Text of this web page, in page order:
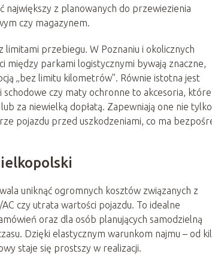
największy z planowanych do przewiezienia
czy magazynem.
przebiegu. W Poznaniu i okolicznych
między parkami logistycznymi bywają znaczne,
„bez limitu kilometrów”. Równie istotna jest
czy maty ochronne to akcesoria, które
za niewielką dopłatą. Zapewniają one nie tylko
pojazdu przed uszkodzeniami, co ma
uniknąć ogromnych kosztów związanych z
czy utrata wartości pojazdu. To idealne
oraz dla osób planujących samodzielną
Dzięki elastycznym warunkom najmu – od
staje się prostszy w realizacji.